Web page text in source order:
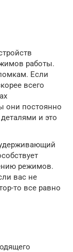
работы.
Если
всего
они постоянно
и это
режимов.
вас не
то все равно